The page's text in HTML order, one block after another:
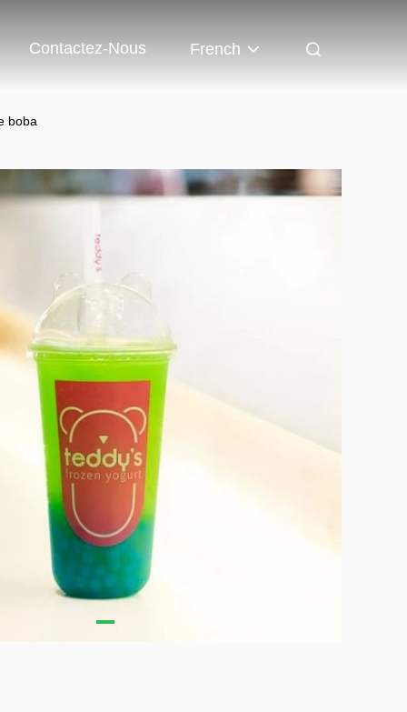
Contactez-Nous French
boba